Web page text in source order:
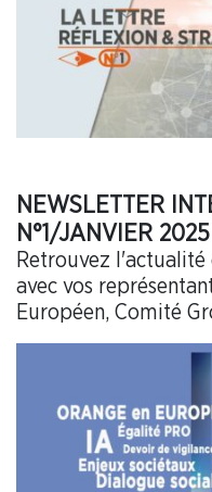
NEWSLETTER
N°1/JANVIER 2025
Retrouvez
avec vos
Européen, Comité